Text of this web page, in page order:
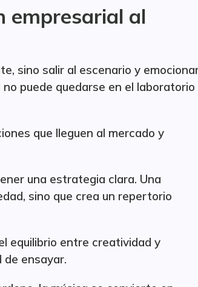
empresarial al
sino salir al escenario y
puede quedarse en el laboratorio
que lleguen al mercado y
una estrategia clara. Una
sino que crea un repertorio
equilibrio entre creatividad y
de ensayar.